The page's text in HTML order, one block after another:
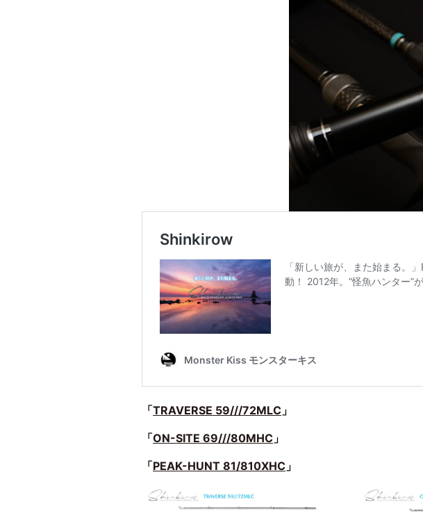
「TRAVERSE 59///72MLC 」
「ON-SITE 69///80MHC 」
「PEAK-HUNT 81/810XHC 」